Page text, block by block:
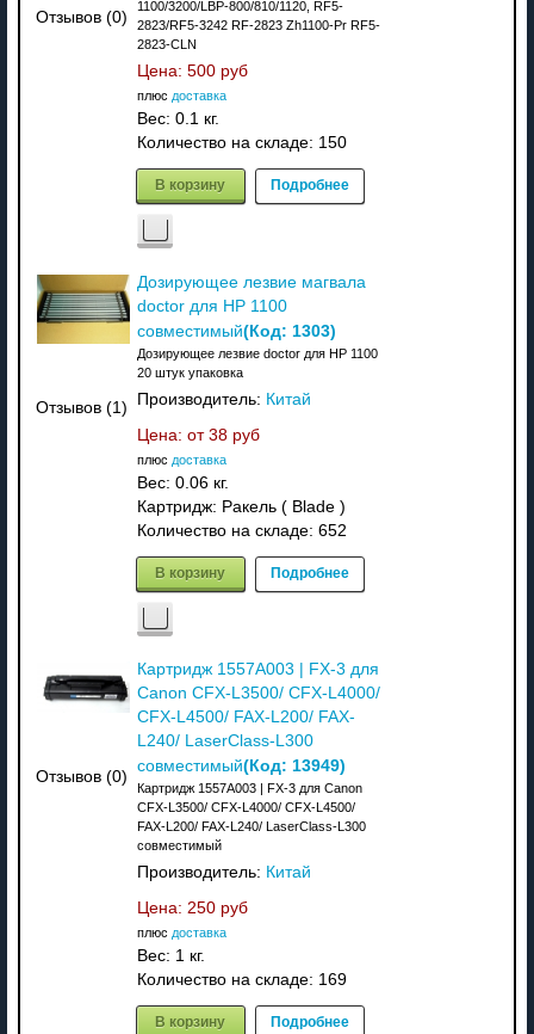
Отзывов (0)
1100/3200/LBP-800/810/1120, RF5-
2823/RF5-3242 RF-2823 Zh1100-Pr RF5-
2823-CLN
Цена: 500 руб
плюс доставка
Вес: 0.1 кг.
Количество на складе: 150
В корзину Подробнее
Отзывов (1)
Дозирующее лезвие магвала
doctor для HP 1100
совместимый(Код: 1303)
Дозирующее лезвие doctor для HP 1100
20 штук упаковка
Производитель: Китай
Цена: от 38 руб
плюс доставка
Вес: 0.06 кг.
Картридж: Ракель ( Blade )
Количество на складе: 652
В корзину Подробнее
Отзывов (0)
Картридж 1557A003 | FX-3 для
Canon CFX-L3500/ CFX-L4000/
CFX-L4500/ FAX-L200/ FAX-
L240/ LaserClass-L300
совместимый(Код: 13949)
Картридж 1557A003 | FX-3 для Canon
CFX-L3500/ CFX-L4000/ CFX-L4500/
FAX-L200/ FAX-L240/ LaserClass-L300
совместимый
Производитель: Китай
Цена: 250 руб
плюс доставка
Вес: 1 кг.
Количество на складе: 169
В корзину Подробнее